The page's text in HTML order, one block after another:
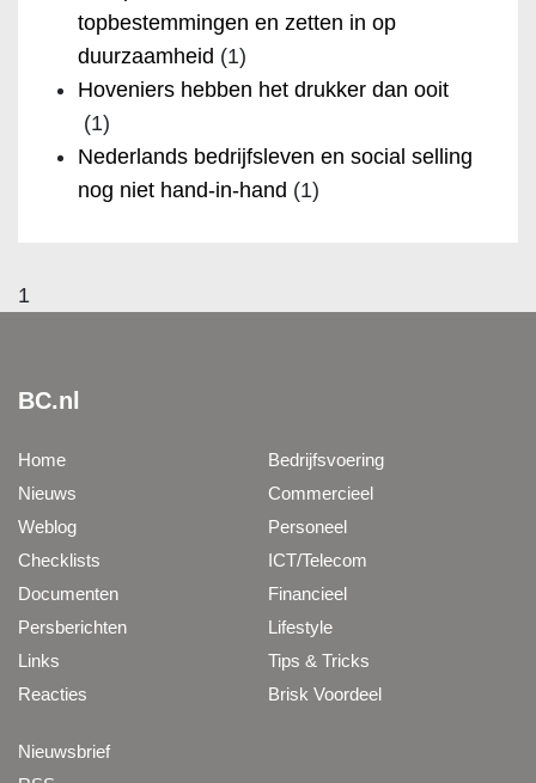
topbestemmingen en zetten in op
duurzaamheid (1)
Hoveniers hebben het drukker dan ooit
(1)
Nederlands bedrijfsleven en social selling
nog niet hand-in-hand (1)
1
BC.nl
Home
Nieuws
Weblog
Checklists
Documenten
Persberichten
Links
Reacties
Bedrijfsvoering
Commercieel
Personeel
ICT/Telecom
Financieel
Lifestyle
Tips & Tricks
Brisk Voordeel
Nieuwsbrief